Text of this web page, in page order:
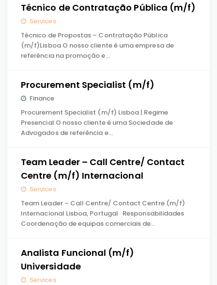
Técnico de Contratação Pública (m/f)
Services
Técnico de Propostas – Contratação Pública
(m/f)Lisboa O nosso cliente é uma empresa de
referência na promoção e…
Procurement Specialist (m/f)
Finance
Procurement Specialist (m/f) Lisboa | Regime
Presencial O nosso cliente é uma Sociedade de
Advogados de referência e…
Team Leader – Call Centre/ Contact
Centre (m/f) Internacional
Services
Team Leader – Call Centre/ Contact Centre (m/f)
Internacional Lisboa, Portugal Responsabilidades
Coordenação de equipas comerciais de…
Analista Funcional (m/f)
Universidade
Services